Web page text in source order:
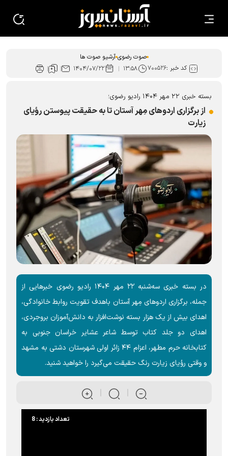
صوت رضوی آرشیو صوت ها
کد خبر :۷۰۰۵۲۶ ۱۳:۵۸ ۱۴۰۴/۰۷/۲۲
بسته خبری ۲۲ مهر ۱۴۰۴ رادیو رضوی؛
از برگزاری اردو‌های مِهر آستان تا به حقیقت پیوستن رؤیای
زیارت
در بسته خبری سه‌شنبه ۲۲ مهر ۱۴۰۴ رادیو رضوی خبر‌هایی از
جمله، برگزاری اردو‌های مِهر آستان باهدف تقویت روابط خانوادگی،
اهدای بیش از یک هزار بسته نوشت‌افزار به دانش‌آموزان بروجردی،
اهدای دو جلد کتاب توسط شاعر عشایر خراسان جنوبی به
کتابخانه حرم مطهر، اعزام ۴۴ زائر اولی شهرستان دشتی به مشهد
و وقتی رؤیای زیارت رنگ حقیقت می‌گیرد را خواهید شنید.
تعداد بازدید : 8